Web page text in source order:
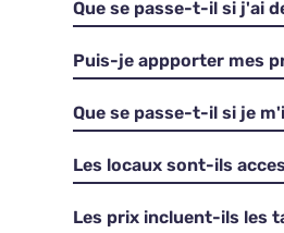
Que se passe-t-il si j'ai
Puis-je appporter mes
Que se passe-t-il si je
Les locaux sont-ils
Les prix incluent-ils les